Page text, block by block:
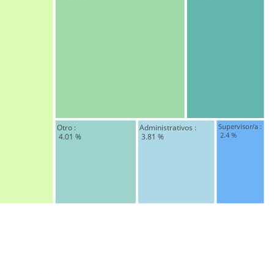
Otro :
4.01 %
Administrativos :
3.81 %
Supervisor/a :
2.4 %